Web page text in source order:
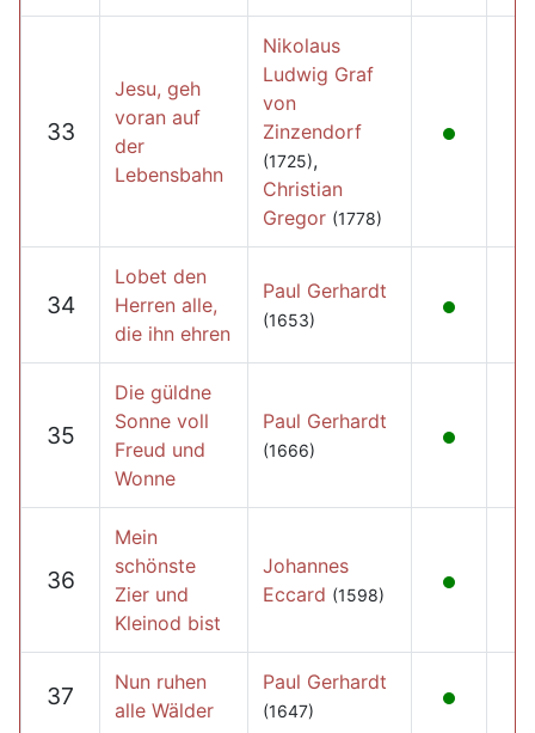
33
Jesu, geh
voran auf
der
Lebensbahn
Nikolaus
Ludwig Graf
von
Zinzendorf
(1725),
Christian
Gregor (1778)
34
Lobet den
Herren alle,
die ihn ehren
Paul Gerhardt
(1653)
35
Die güldne
Sonne voll
Freud und
Wonne
Paul Gerhardt
(1666)
36
Mein
schönste
Zier und
Kleinod bist
Johannes
Eccard (1598)
37
Nun ruhen
alle Wälder
Paul Gerhardt
(1647)